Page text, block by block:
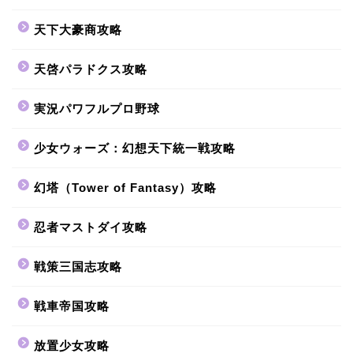
天下大豪商攻略
天啓パラドクス攻略
実況パワフルプロ野球
少女ウォーズ：幻想天下統一戦攻略
幻塔（Tower of Fantasy）攻略
忍者マストダイ攻略
戦策三国志攻略
戦車帝国攻略
放置少女攻略